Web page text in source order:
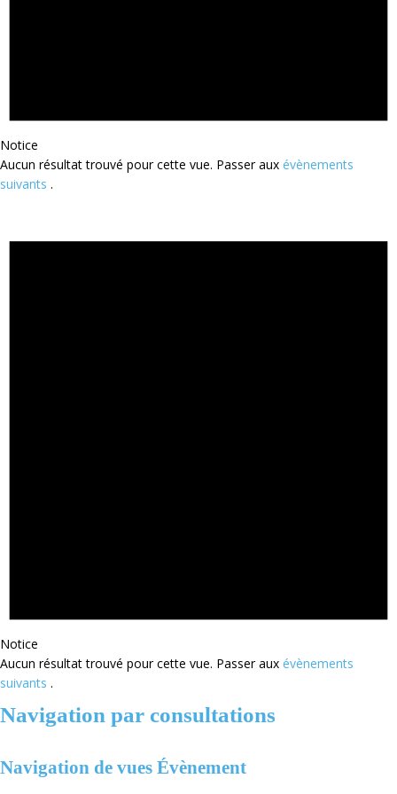
Notice
Aucun résultat trouvé pour cette vue. Passer aux évènements
suivants .
Notice
Aucun résultat trouvé pour cette vue. Passer aux évènements
suivants .
Navigation par consultations
Navigation de vues Évènement